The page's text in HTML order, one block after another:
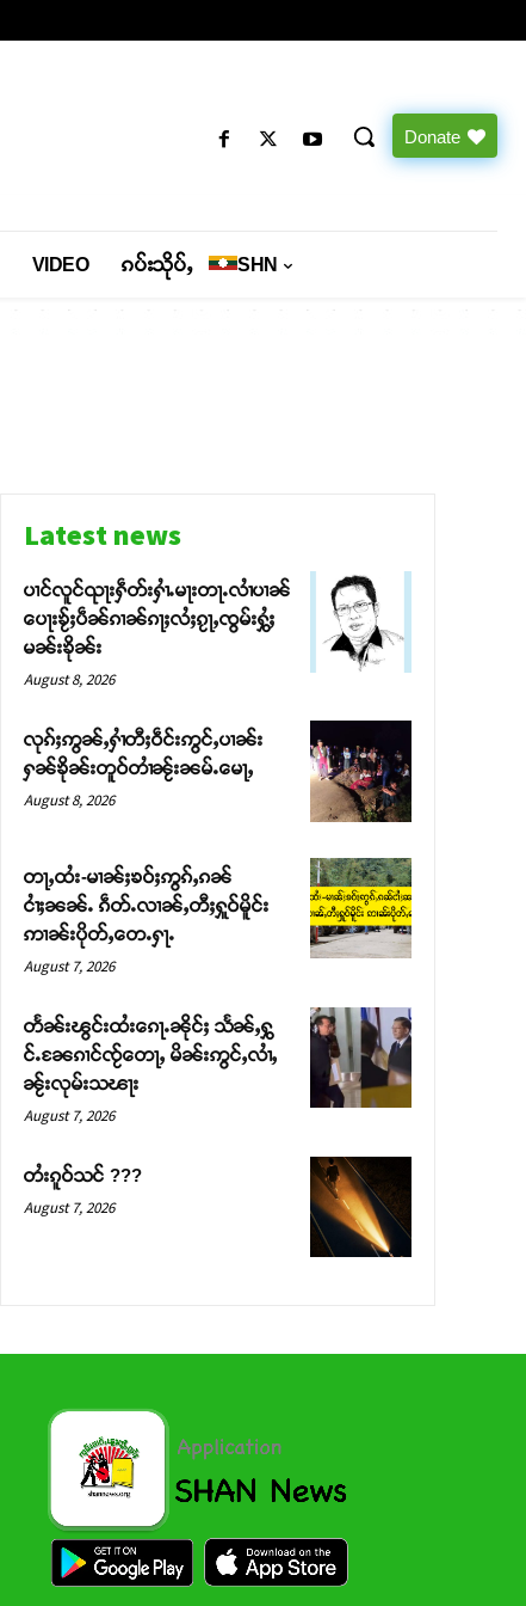
Donate
VIDEO ၵပ်းသိုပ်ႇ SHN
Latest news
ပၢင်လူင်ၺႃးႁဵတ်းႁၢႆႉမႃးတႃႉလၢႆပၢၼ် ​​
ပေႃးၶႂ်ႈပဵၼ်ၵၢၼ်ၵႃႈလႆႈၵႂႃႇၸွမ်းႁွႆႈ
မၼ်းၶိုၼ်း
August 8, 2026
လုၵ်ႈဢွၼ်ႇႁၢႆတီႈဝဵင်းဢွင်ႇပၢၼ်း
ႁၼ်ၶိုၼ်းတူဝ်တၢႆၼႂ်းၼမ်ႉမေႃႇ
August 8, 2026
တႃႇထႆး-မၢၼ်ႈၶဝ်ႈဢွၵ်ႇၵၼ်
ငၢႆႈၼၼ်ႉ ၵဵတ်ႉလၢၼ်ႇတီႈႁူဝ်မိူင်း
ဢၢၼ်းပိုတ်ႇတေႉႁႃႉ
August 7, 2026
တႅၼ်းၽွင်းထႆးၵေႃႉၼိုင်ႈ သႅၼ်ႇႁွ
င်ႉၼႄၵၢင်ၸႂ်တေႃႇ မိၼ်းဢွင်ႇလၢႆႇ
ၼႂ်းလုမ်းသၽႃး
August 7, 2026
တႆးၵူဝ်သင် ???
August 7, 2026